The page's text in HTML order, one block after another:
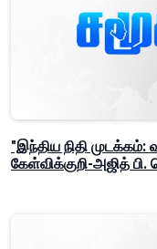
"இந்திய நிதி முடக்கம்:
கேள்விக்குறி-அஜித் பி.